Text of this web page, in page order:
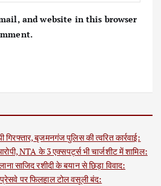
and website in this browser
गिरफ्तार, बृजमनगंज पुलिस की त्वरित कार्रवाई:
NTA के 3 एक्सपर्ट्स भी चार्जशीट में शामिल:
साजिद रशीदी के बयान से छिड़ा विवाद:
पर फिलहाल टोल वसूली बंद: